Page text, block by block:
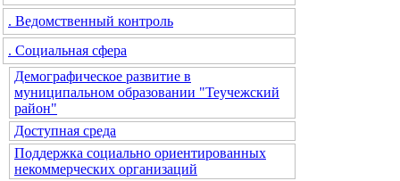
. Ведомственный контроль
. Социальная сфера
Демографическое развитие в
муниципальном образовании "Теучежский
район"
Доступная среда
Поддержка социально ориентированных
некоммерческих организаций